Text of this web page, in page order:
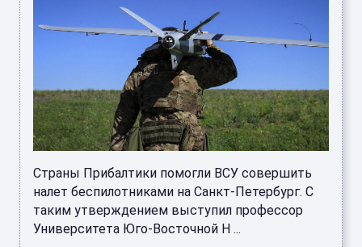
Страны Прибалтики помогли ВСУ совершить
налет беспилотниками на Санкт-Петербург. С
таким утверждением выступил профессор
Университета Юго-Восточной Н ...